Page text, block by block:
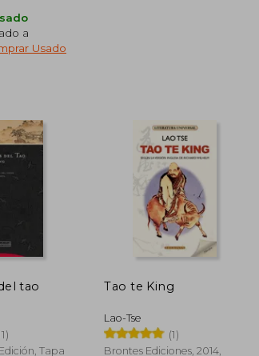
a
Usado
45%
dcto.
tao
Tapa
Tao te King
Lao-Tse
(1)
Brontes Ediciones, 2014,